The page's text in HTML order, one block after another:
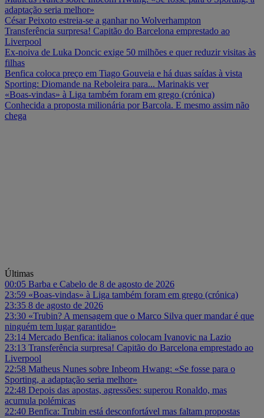
adaptação seria melhor»
César Peixoto estreia-se a ganhar no Wolverhampton
Transferência surpresa! Capitão do Barcelona emprestado ao
Liverpool
Ex-noiva de Luka Doncic exige 50 milhões e quer reduzir visitas às
filhas
Benfica coloca preço em Tiago Gouveia e há duas saídas à vista
Sporting: Diomande na Reboleira para... Marinakis ver
«Boas-vindas» à Liga também foram em grego (crónica)
Conhecida a proposta milionária por Barcola. E mesmo assim não
chega
Últimas
00:05 Barba e Cabelo de 8 de agosto de 2026
23:59 «Boas-vindas» à Liga também foram em grego (crónica)
23:35 8 de agosto de 2026
23:30 «Trubin? A mensagem que o Marco Silva quer mandar é que
ninguém tem lugar garantido»
23:14 Mercado Benfica: italianos colocam Ivanovic na Lazio
23:13 Transferência surpresa! Capitão do Barcelona emprestado ao
Liverpool
22:58 Matheus Nunes sobre Inbeom Hwang: «Se fosse para o
Sporting, a adaptação seria melhor»
22:48 Depois das apostas, agressões: superou Ronaldo, mas
acumula polémicas
22:40 Benfica: Trubin está desconfortável mas faltam propostas